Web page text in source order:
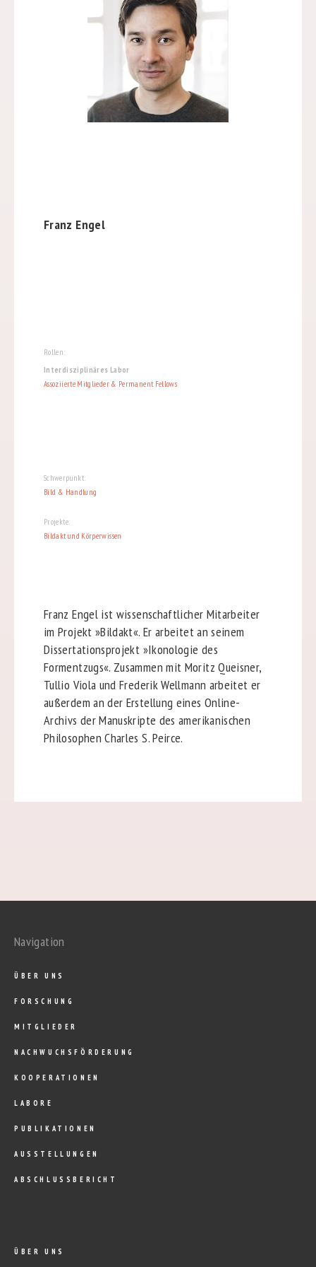
Franz Engel
Rollen:
Interdisziplinäres Labor
Assoziierte Mitglieder & Permanent Fellows
Schwerpunkt:
Bild & Handlung
Projekte:
Bildakt und Körperwissen
Franz Engel ist wissenschaftlicher Mitarbeiter
im Projekt »Bildakt«. Er arbeitet an seinem
Dissertationsprojekt »Ikonologie des
Formentzugs«. Zusammen mit Moritz Queisner,
Tullio Viola und Frederik Wellmann arbeitet er
außerdem an der Erstellung eines Online-
Archivs der Manuskripte des amerikanischen
Philosophen Charles S. Peirce.
Navigation
ÜBER UNS
FORSCHUNG
MITGLIEDER
NACHWUCHSFÖRDERUNG
KOOPERATIONEN
LABORE
PUBLIKATIONEN
AUSSTELLUNGEN
ABSCHLUSSBERICHT
ÜBER UNS